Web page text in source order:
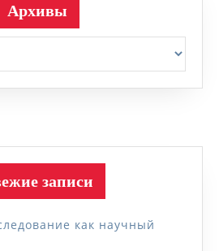
Архивы
записи
как научный